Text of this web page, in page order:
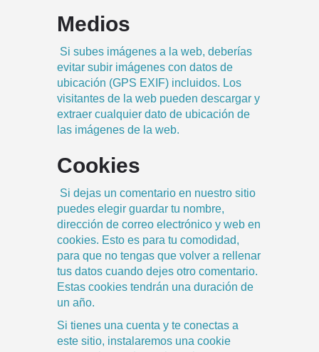
Medios
Si subes imágenes a la web, deberías
evitar subir imágenes con datos de
ubicación (GPS EXIF) incluidos. Los
visitantes de la web pueden descargar y
extraer cualquier dato de ubicación de
las imágenes de la web.
Cookies
Si dejas un comentario en nuestro sitio
puedes elegir guardar tu nombre,
dirección de correo electrónico y web en
cookies. Esto es para tu comodidad,
para que no tengas que volver a rellenar
tus datos cuando dejes otro comentario.
Estas cookies tendrán una duración de
un año.
Si tienes una cuenta y te conectas a
este sitio, instalaremos una cookie